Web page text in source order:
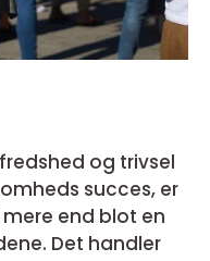
og trivsel
succes, er
end blot en
Det handler